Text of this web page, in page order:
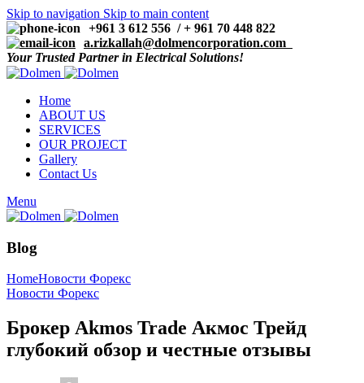
Skip to navigation Skip to main content
+961 3 612 556 / + 961 70 448 822
a.rizkallah@dolmencorporation.com
Your Trusted Partner in Electrical Solutions!
Home
ABOUT US
SERVICES
OUR PROJECT
Gallery
Contact Us
Menu
Blog
HomeНовости Форекс
Новости Форекс
Брокер Akmos Trade Акмос Трейд
глубокий обзор и честные отзывы